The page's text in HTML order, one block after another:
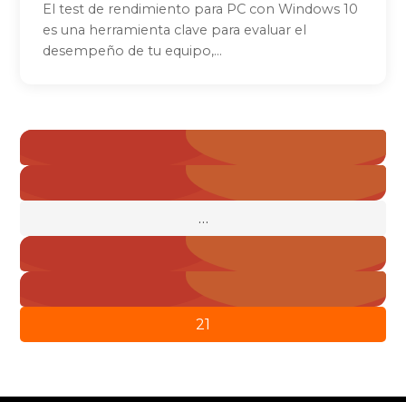
El test de rendimiento para PC con Windows 10
es una herramienta clave para evaluar el
desempeño de tu equipo,...
Paginación
de
entradas
« Anterior
…
19
20
21